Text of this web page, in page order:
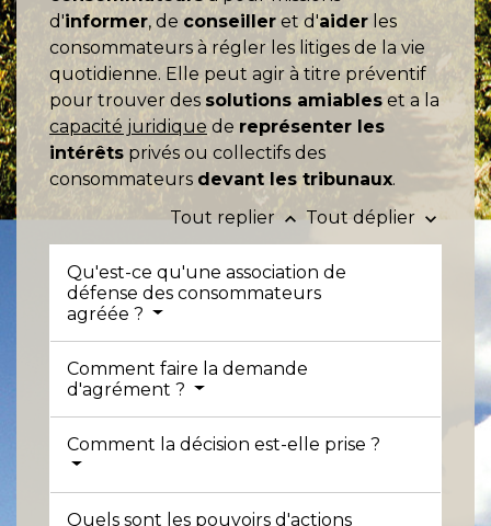
d'informer, de conseiller et d'aider les
consommateurs à régler les litiges de la vie
quotidienne. Elle peut agir à titre préventif
pour trouver des solutions amiables et a la
capacité juridique de représenter les
intérêts privés ou collectifs des
consommateurs devant les tribunaux.
Tout replier keyboard_arrow_up Tout déplier keyboard_arrow_down
Qu'est-ce qu'une association de
défense des consommateurs
agréée ?
Comment faire la demande
d'agrément ?
Comment la décision est-elle prise ?
Quels sont les pouvoirs d'actions